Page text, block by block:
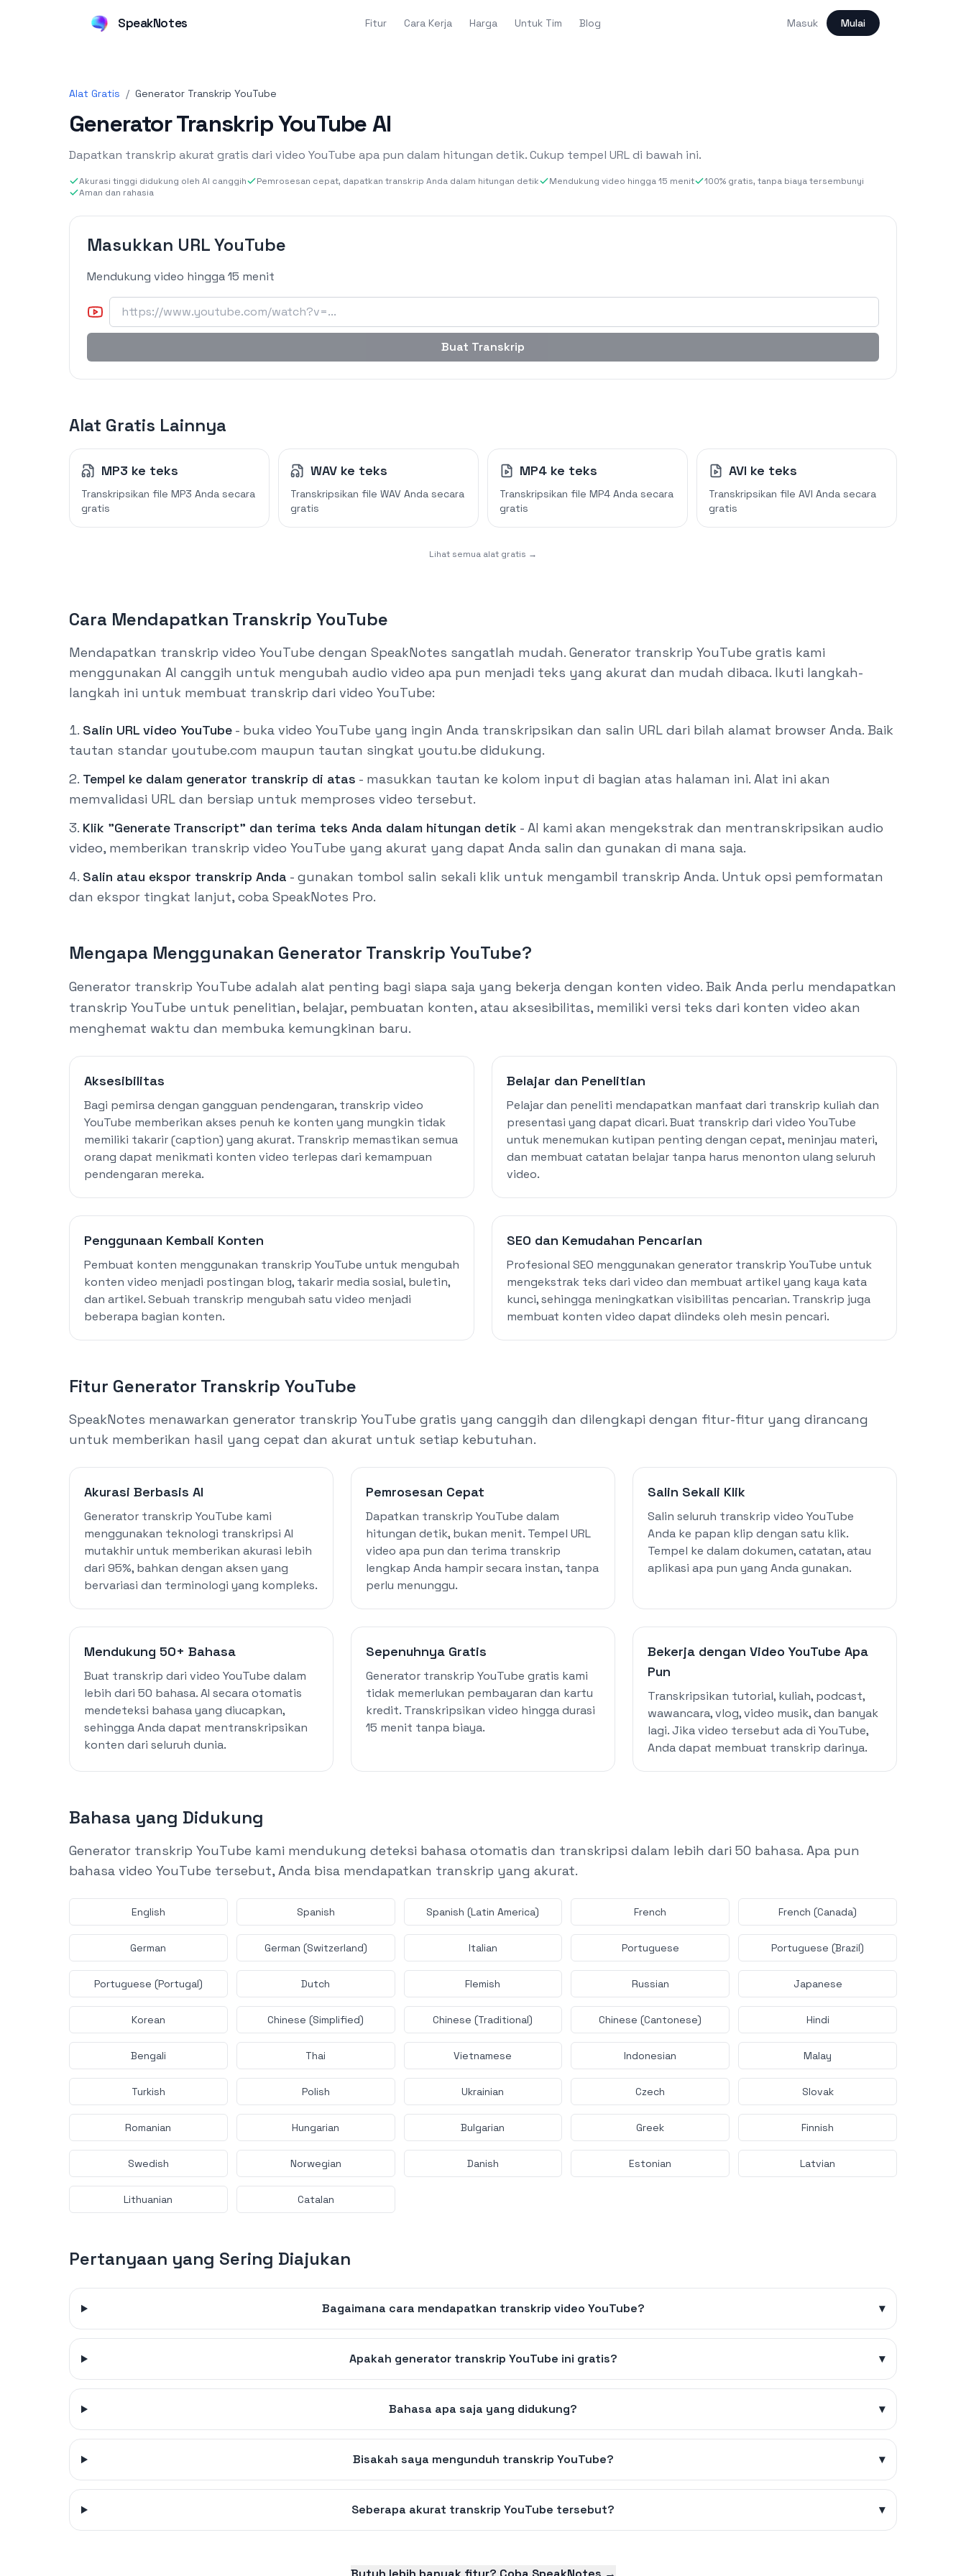
SpeakNotes Fitur Cara Kerja Harga Untuk Tim Blog Masuk Mulai
Alat Gratis / Generator Transkrip YouTube
Generator Transkrip YouTube AI
Dapatkan transkrip akurat gratis dari video YouTube apa pun dalam hitungan detik. Cukup tempel URL di bawah ini.
Akurasi tinggi didukung oleh AI canggih Pemrosesan cepat, dapatkan transkrip Anda dalam hitungan detik Mendukung video hingga 15 menit
100% gratis, tanpa biaya tersembunyi
Aman dan rahasia
Masukkan URL YouTube
Mendukung video hingga 15 menit
Buat Transkrip
Alat Gratis Lainnya
MP3 ke teks
Transkripsikan file MP3 Anda secara
gratis
WAV ke teks
Transkripsikan file WAV Anda secara
gratis
MP4 ke teks
Transkripsikan file MP4 Anda secara
gratis
AVI ke teks
Transkripsikan file AVI Anda secara
gratis
Lihat semua alat gratis →
Cara Mendapatkan Transkrip YouTube
Mendapatkan transkrip video YouTube dengan SpeakNotes sangatlah mudah. Generator transkrip YouTube gratis kami
menggunakan AI canggih untuk mengubah audio video apa pun menjadi teks yang akurat dan mudah dibaca. Ikuti langkah-
langkah ini untuk membuat transkrip dari video YouTube:
Salin URL video YouTube - buka video YouTube yang ingin Anda transkripsikan dan salin URL dari bilah alamat browser Anda. Baik
tautan standar youtube.com maupun tautan singkat youtu.be didukung.
Tempel ke dalam generator transkrip di atas - masukkan tautan ke kolom input di bagian atas halaman ini. Alat ini akan
memvalidasi URL dan bersiap untuk memproses video tersebut.
Klik "Generate Transcript" dan terima teks Anda dalam hitungan detik - AI kami akan mengekstrak dan mentranskripsikan audio
video, memberikan transkrip video YouTube yang akurat yang dapat Anda salin dan gunakan di mana saja.
Salin atau ekspor transkrip Anda - gunakan tombol salin sekali klik untuk mengambil transkrip Anda. Untuk opsi pemformatan
dan ekspor tingkat lanjut, coba SpeakNotes Pro.
Mengapa Menggunakan Generator Transkrip YouTube?
Generator transkrip YouTube adalah alat penting bagi siapa saja yang bekerja dengan konten video. Baik Anda perlu mendapatkan
transkrip YouTube untuk penelitian, belajar, pembuatan konten, atau aksesibilitas, memiliki versi teks dari konten video akan
menghemat waktu dan membuka kemungkinan baru.
Aksesibilitas
Bagi pemirsa dengan gangguan pendengaran, transkrip video
YouTube memberikan akses penuh ke konten yang mungkin tidak
memiliki takarir (caption) yang akurat. Transkrip memastikan semua
orang dapat menikmati konten video terlepas dari kemampuan
pendengaran mereka.
Belajar dan Penelitian
Pelajar dan peneliti mendapatkan manfaat dari transkrip kuliah dan
presentasi yang dapat dicari. Buat transkrip dari video YouTube
untuk menemukan kutipan penting dengan cepat, meninjau materi,
dan membuat catatan belajar tanpa harus menonton ulang seluruh
video.
Penggunaan Kembali Konten
Pembuat konten menggunakan transkrip YouTube untuk mengubah
konten video menjadi postingan blog, takarir media sosial, buletin,
dan artikel. Sebuah transkrip mengubah satu video menjadi
beberapa bagian konten.
SEO dan Kemudahan Pencarian
Profesional SEO menggunakan generator transkrip YouTube untuk
mengekstrak teks dari video dan membuat artikel yang kaya kata
kunci, sehingga meningkatkan visibilitas pencarian. Transkrip juga
membuat konten video dapat diindeks oleh mesin pencari.
Fitur Generator Transkrip YouTube
SpeakNotes menawarkan generator transkrip YouTube gratis yang canggih dan dilengkapi dengan fitur-fitur yang dirancang
untuk memberikan hasil yang cepat dan akurat untuk setiap kebutuhan.
Akurasi Berbasis AI
Generator transkrip YouTube kami
menggunakan teknologi transkripsi AI
mutakhir untuk memberikan akurasi lebih
dari 95%, bahkan dengan aksen yang
bervariasi dan terminologi yang kompleks.
Pemrosesan Cepat
Dapatkan transkrip YouTube dalam
hitungan detik, bukan menit. Tempel URL
video apa pun dan terima transkrip
lengkap Anda hampir secara instan, tanpa
perlu menunggu.
Salin Sekali Klik
Salin seluruh transkrip video YouTube
Anda ke papan klip dengan satu klik.
Tempel ke dalam dokumen, catatan, atau
aplikasi apa pun yang Anda gunakan.
Mendukung 50+ Bahasa
Buat transkrip dari video YouTube dalam
lebih dari 50 bahasa. AI secara otomatis
mendeteksi bahasa yang diucapkan,
sehingga Anda dapat mentranskripsikan
konten dari seluruh dunia.
Sepenuhnya Gratis
Generator transkrip YouTube gratis kami
tidak memerlukan pembayaran dan kartu
kredit. Transkripsikan video hingga durasi
15 menit tanpa biaya.
Bekerja dengan Video YouTube Apa
Pun
Transkripsikan tutorial, kuliah, podcast,
wawancara, vlog, video musik, dan banyak
lagi. Jika video tersebut ada di YouTube,
Anda dapat membuat transkrip darinya.
Bahasa yang Didukung
Generator transkrip YouTube kami mendukung deteksi bahasa otomatis dan transkripsi dalam lebih dari 50 bahasa. Apa pun
bahasa video YouTube tersebut, Anda bisa mendapatkan transkrip yang akurat.
English Spanish Spanish (Latin America) French French (Canada)
German German (Switzerland) Italian Portuguese Portuguese (Brazil)
Portuguese (Portugal) Dutch Flemish Russian Japanese
Korean Chinese (Simplified) Chinese (Traditional) Chinese (Cantonese) Hindi
Bengali Thai Vietnamese Indonesian Malay
Turkish Polish Ukrainian Czech Slovak
Romanian Hungarian Bulgarian Greek Finnish
Swedish Norwegian Danish Estonian Latvian
Lithuanian Catalan
Pertanyaan yang Sering Diajukan
Bagaimana cara mendapatkan transkrip video YouTube? ▾
Apakah generator transkrip YouTube ini gratis? ▾
Bahasa apa saja yang didukung? ▾
Bisakah saya mengunduh transkrip YouTube? ▾
Seberapa akurat transkrip YouTube tersebut? ▾